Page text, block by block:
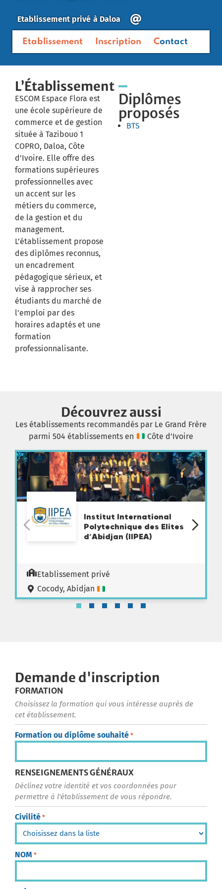
Etablissement privé à Daloa
Etablissement Inscription Contact
L’Établissement
ESCOM Espace Flora est
une école supérieure de
commerce et de gestion
située à Tazibouo 1
COPRO, Daloa, Côte
d’Ivoire. Elle offre des
formations supérieures
professionnelles avec
un accent sur les
métiers du commerce,
de la gestion et du
management.
L’établissement propose
des diplômes reconnus,
un encadrement
pédagogique sérieux, et
vise à rapprocher ses
étudiants du marché de
l’emploi par des
horaires adaptés et une
formation
professionnalisante.
Diplômes
proposés
BTS
Découvrez aussi
Les établissements recommandés par Le Grand Frère
parmi 504 établissements en
Côte d’Ivoire
Institut International
Polytechnique des Elites
d’Abidjan (IIPEA)
Etablissement privé
Cocody, Abidjan
Demande d'inscription
FORMATION
Choisissez la formation qui vous intéresse auprès de
cet établissement.
Formation ou diplôme souhaité *
RENSEIGNEMENTS GÉNÉRAUX
Déclinez votre identité et vos coordonnées pour
permettre à l'établissement de vous répondre.
Civilité *
NOM *